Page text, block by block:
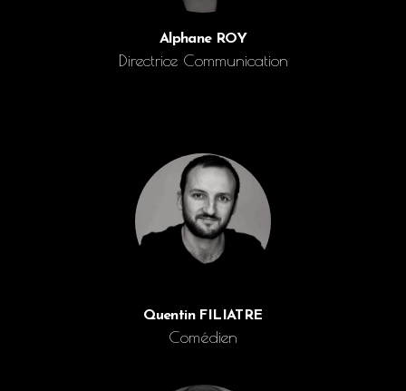
Alphane ROY
Directrice Communication
Quentin FILIATRE
Comédien